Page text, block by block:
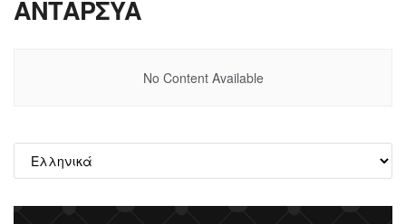
ΑΝΤΑΡΣΥΑ
No Content Available
Επιλέξτε
μια